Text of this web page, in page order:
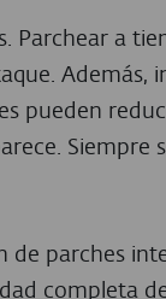
Parchear a
pueden
de parches
completa